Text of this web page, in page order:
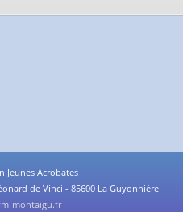
Jeunes Acrobates
de Vinci - 85600 La Guyonnière
montaigu.fr